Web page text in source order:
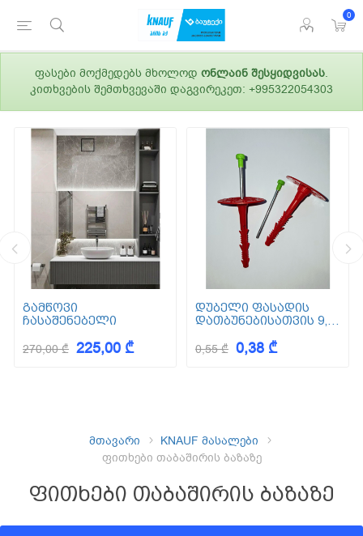
0
ფასები მოქმედებს მხოლოდ ონლაინ შესყიდვისას.
კითხვების შემთხვევაში დაგვირეკეთ: +995322054303
გამწოვი
ჩასაშენებელი
270,00 ₾ 225,00 ₾
დუბელი ფასადის
დათბუნებისათვის 9,5
0,55 ₾ 0,38 ₾
მთავარი
KNAUF მასალები
ფითხები თაბაშირის ბაზაზე
ფითხები თაბაშირის ბაზაზე